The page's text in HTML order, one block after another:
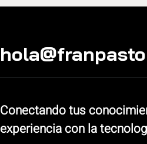
Conectando tus
experiencia con la